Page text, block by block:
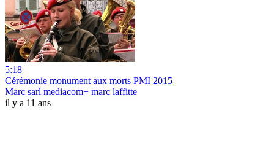
5:18
Cérémonie monument aux morts PMI 2015
Marc sarl mediacom+ marc laffitte
il y a 11 ans